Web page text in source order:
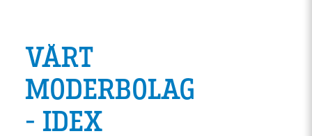
VÅRT
MODERBOLAG
- IDEX